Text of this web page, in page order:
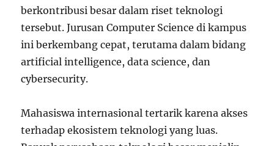
berkontribusi besar dalam riset teknologi
tersebut. Jurusan Computer Science di kampus
ini berkembang cepat, terutama dalam bidang
artificial intelligence, data science, dan
cybersecurity.
Mahasiswa internasional tertarik karena akses
terhadap ekosistem teknologi yang luas.